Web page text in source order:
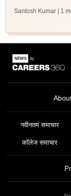
Santosh Kumar | 1
नवीनतम समाचार
कॉलेज समाचार